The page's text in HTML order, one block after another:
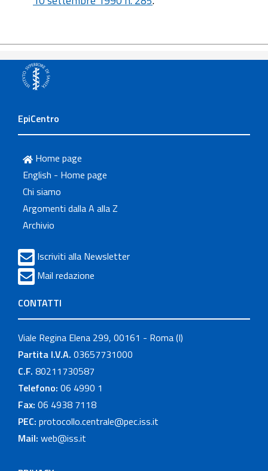
EpiCentro
Home page
English - Home page
Chi siamo
Argomenti dalla A alla Z
Archivio
Iscriviti alla Newsletter
Mail redazione
CONTATTI
Viale Regina Elena 299, 00161 - Roma (I)
Partita I.V.A. 03657731000
C.F. 80211730587
Telefono: 06 4990 1
Fax: 06 4938 7118
PEC: protocollo.centrale@pec.iss.it
Mail: web@iss.it